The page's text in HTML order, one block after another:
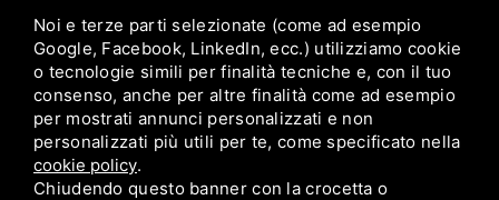
+39 392 6628152
info@trattoriadelborgocomacchio.com
Noi e terze parti selezionate (come ad esempio
Google, Facebook, LinkedIn, ecc.) utilizziamo cookie
o tecnologie simili per finalità tecniche e, con il tuo
consenso, anche per altre finalità come ad esempio
per mostrati annunci personalizzati e non
personalizzati più utili per te, come specificato nella
cookie policy.
Chiudendo questo banner con la crocetta o